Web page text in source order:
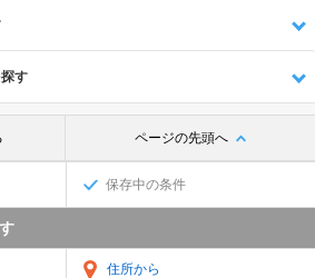
す
ページの先頭へ
保存中の条件
住所から